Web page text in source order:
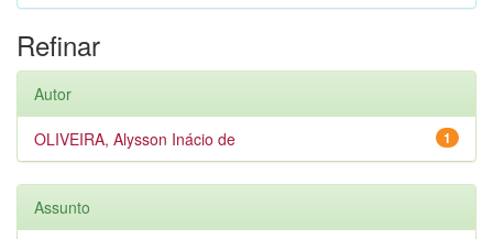
Refinar
Autor
1
OLIVEIRA, Alysson Inácio de
Assunto